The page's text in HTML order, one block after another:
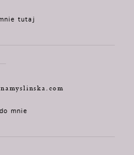
tutaj
mnie